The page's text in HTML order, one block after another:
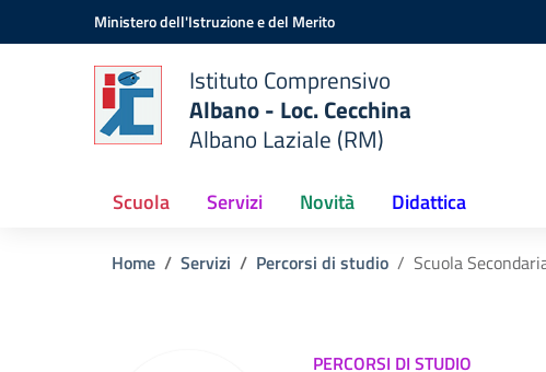
Vai ai contenuti
Vai al menu di navigazioneMinistero dell'Istruzione e del Merito
Istituto Comprensivo
Albano - Loc. Cecchina
Albano Laziale (RM)
Scuola Servizi Novità Didattica
Home Servizi Percorsi di studio Scuola
PERCORSI DI STUDIO